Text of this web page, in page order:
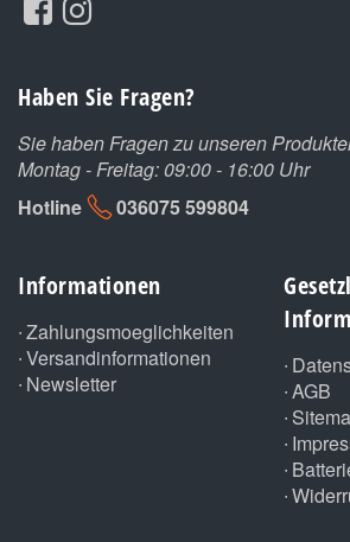
Haben Sie Fragen?
Sie haben Fragen zu unseren
Montag - Freitag: 09:00 - 16:00 Uhr
Hotline
036075 599804
Informationen
Zahlungsmoeglichkeiten
Versandinformationen
Newsletter
AGB